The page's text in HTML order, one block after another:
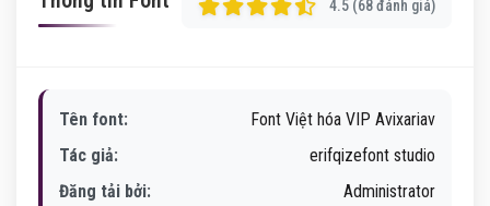
4.5 (68 đánh giá)
Tên font:
Font Việt hóa VIP Avixariav
Tác giả:
erifqizefont studio
Đăng tải bởi:
Administrator